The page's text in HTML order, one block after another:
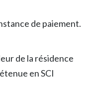
de paiement.
de la résidence
en SCI